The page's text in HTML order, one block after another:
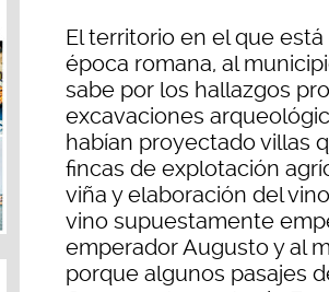
El territorio en el que
época romana, al
sabe por los hallazgos
excavaciones
habían proyectado villas
fincas de explotación
viña y elaboración del
vino supuestamente
emperador Augusto y al
porque algunos pasajes